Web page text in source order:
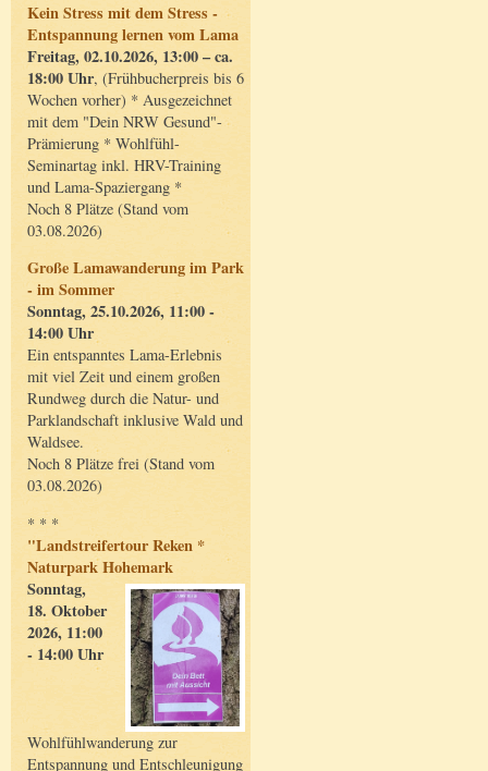
Kein Stress mit dem Stress -
Entspannung lernen vom Lama
Freitag, 02.10.2026, 13:00 – ca.
18:00 Uhr, (Frühbucherpreis bis 6
Wochen vorher) * Ausgezeichnet
mit dem "Dein NRW Gesund"-
Prämierung * Wohlfühl-
Seminartag inkl. HRV-Training
und Lama-Spaziergang *
Noch 8 Plätze (Stand vom
03.08.2026)
Große Lamawanderung im Park
- im Sommer
Sonntag, 25.10.2026, 11:00 -
14:00 Uhr
Ein entspanntes Lama-Erlebnis
mit viel Zeit und einem großen
Rundweg durch die Natur- und
Parklandschaft inklusive Wald und
Waldsee.
Noch 8 Plätze frei (Stand vom
03.08.2026)
* * *
"Landstreifertour Reken *
Naturpark Hohemark
Sonntag,
18. Oktober
2026, 11:00
- 14:00 Uhr
Wohlfühlwanderung zur
Entspannung und Entschleunigung